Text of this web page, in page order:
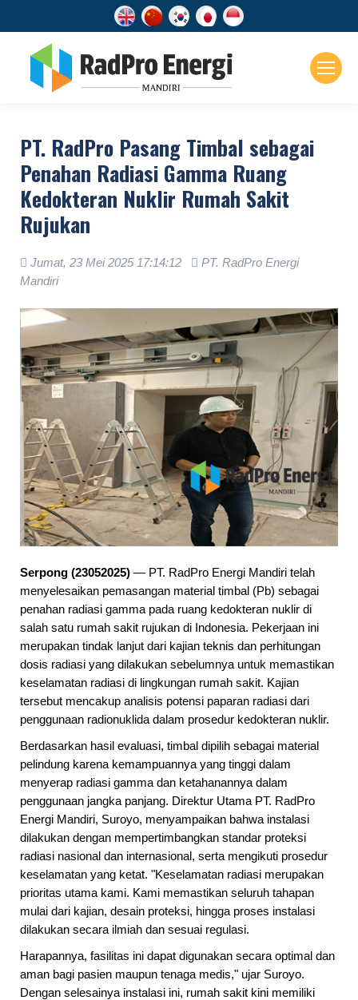
Selamat datang di website PT. RadPro
PT. RadPro Pasang Timbal sebagai
Penahan Radiasi Gamma Ruang
Kedokteran Nuklir Rumah Sakit
Rujukan
Jumat, 23 Mei 2025 17:14:12
PT. RadPro Energi
Mandiri
Serpong (23052025) — PT. RadPro Energi Mandiri telah
menyelesaikan pemasangan material timbal (Pb) sebagai
penahan radiasi gamma pada ruang kedokteran nuklir di
salah satu rumah sakit rujukan di Indonesia. Pekerjaan ini
merupakan tindak lanjut dari kajian teknis dan perhitungan
dosis radiasi yang dilakukan sebelumnya untuk memastikan
keselamatan radiasi di lingkungan rumah sakit. Kajian
tersebut mencakup analisis potensi paparan radiasi dari
penggunaan radionuklida dalam prosedur kedokteran nuklir.
Berdasarkan hasil evaluasi, timbal dipilih sebagai material
pelindung karena kemampuannya yang tinggi dalam
menyerap radiasi gamma dan ketahanannya dalam
penggunaan jangka panjang. Direktur Utama PT. RadPro
Energi Mandiri, Suroyo, menyampaikan bahwa instalasi
dilakukan dengan mempertimbangkan standar proteksi
radiasi nasional dan internasional, serta mengikuti prosedur
keselamatan yang ketat. "Keselamatan radiasi merupakan
prioritas utama kami. Kami memastikan seluruh tahapan
mulai dari kajian, desain proteksi, hingga proses instalasi
dilakukan secara ilmiah dan sesuai regulasi.
Harapannya, fasilitas ini dapat digunakan secara optimal dan
aman bagi pasien maupun tenaga medis," ujar Suroyo.
Dengan selesainya instalasi ini, rumah sakit kini memiliki